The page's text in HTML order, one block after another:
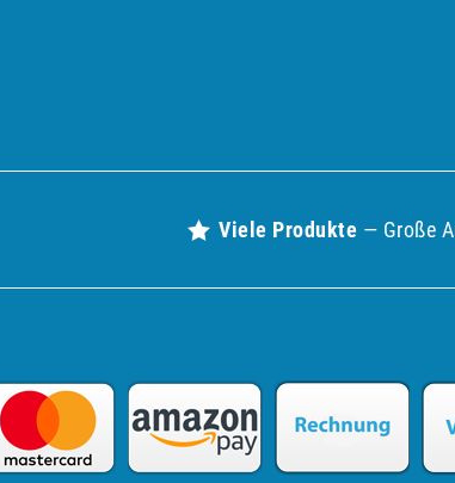
Viele Produkte — Große